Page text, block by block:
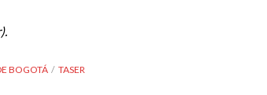
BOGOTÁ TASER